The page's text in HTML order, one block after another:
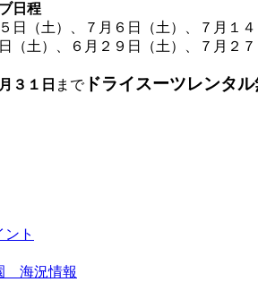
日程
日（土）、７月６日（土）、７月１
（土）、６月２９日（土）、７月２
３１日 までドライスーツレンタ
ント
海況情報